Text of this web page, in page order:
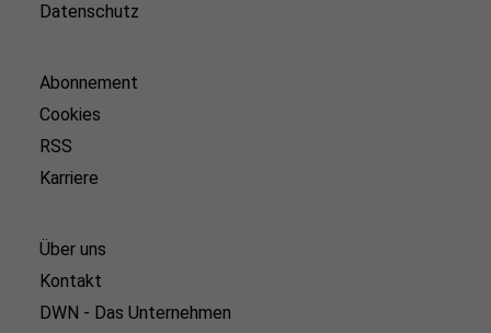
Datenschutz
Abonnement
Cookies
RSS
Karriere
Über uns
Kontakt
DWN - Das Unternehmen